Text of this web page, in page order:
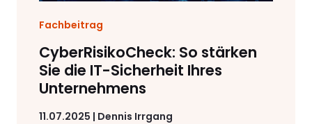
Fachbeitrag
CyberRisikoCheck: So stärken
Sie die IT-Sicherheit Ihres
Unternehmens
11.07.2025 | Dennis Irrgang